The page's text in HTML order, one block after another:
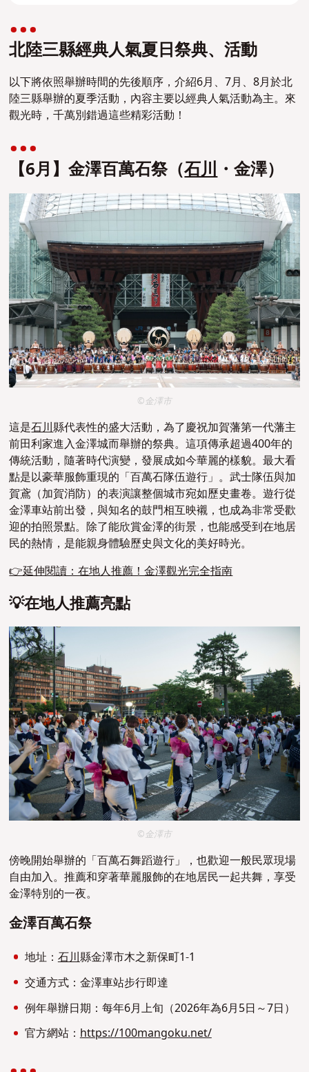
北陸三縣經典人氣夏日祭典、活動
以下將依照舉辦時間的先後順序，介紹6月、7月、8月於北
陸三縣舉辦的夏季活動，內容主要以經典人氣活動為主。來
觀光時，千萬別錯過這些精彩活動！
【6月】金澤百萬石祭（石川・金澤）
©金澤市
這是石川縣代表性的盛大活動，為了慶祝加賀藩第一代藩主
前田利家進入金澤城而舉辦的祭典。這項傳承超過400年的
傳統活動，隨著時代演變，發展成如今華麗的樣貌。最大看
點是以豪華服飾重現的「百萬石隊伍遊行」。武士隊伍與加
賀鳶（加賀消防）的表演讓整個城市宛如歷史畫卷。遊行從
金澤車站前出發，與知名的鼓門相互映襯，也成為非常受歡
迎的拍照景點。除了能欣賞金澤的街景，也能感受到在地居
民的熱情，是能親身體驗歷史與文化的美好時光。
👉延伸閱讀：在地人推薦！金澤觀光完全指南
💡在地人推薦亮點
©金澤市
傍晚開始舉辦的「百萬石舞蹈遊行」
，也歡迎一般民眾現場
自由加入。推薦和穿著華麗服飾的在地居民一起共舞，享受
金澤特別的一夜。
金澤百萬石祭
地址：石川縣金澤市木之新保町1-1
交通方式：金澤車站步行即達
例年舉辦日期：每年6月上旬（2026年為6月5日～7日）
官方網站：https://100mangoku.net/